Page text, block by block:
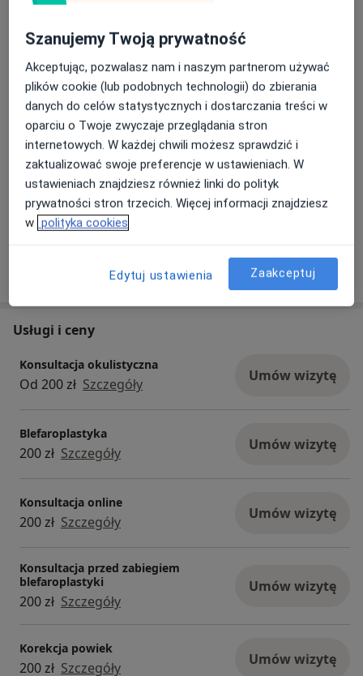
Stacjonarne
Konsultacje onlineZobacz kalendarz online
Zdjęcia i filmy
Zobacz galerię (4)
Pokaż więcejo doświadczeniu
Usługi i ceny
Konsultacja okulistyczna
Od 200 zł Szczegóły Umów wizytę
Blefaroplastyka
200 zł Szczegóły Umów wizytę
Konsultacja online
200 zł Szczegóły Umów wizytę
Konsultacja przed zabiegiem
blefaroplastyki
200 zł Szczegóły
Umów wizytę
Korekcja powiek
200 zł Szczegóły Umów wizytę
Szanujemy Twoją prywatność
Akceptując, pozwalasz nam i naszym partnerom używać
plików cookie (lub podobnych technologii) do zbierania
danych do celów statystycznych i dostarczania treści w
oparciu o Twoje zwyczaje przeglądania stron
internetowych. W każdej chwili możesz sprawdzić i
zaktualizować swoje preferencje w ustawieniach. W
ustawieniach znajdziesz również linki do polityk
prywatności stron trzecich. Więcej informacji znajdziesz
w polityka cookies
Edytuj ustawienia Zaakceptuj